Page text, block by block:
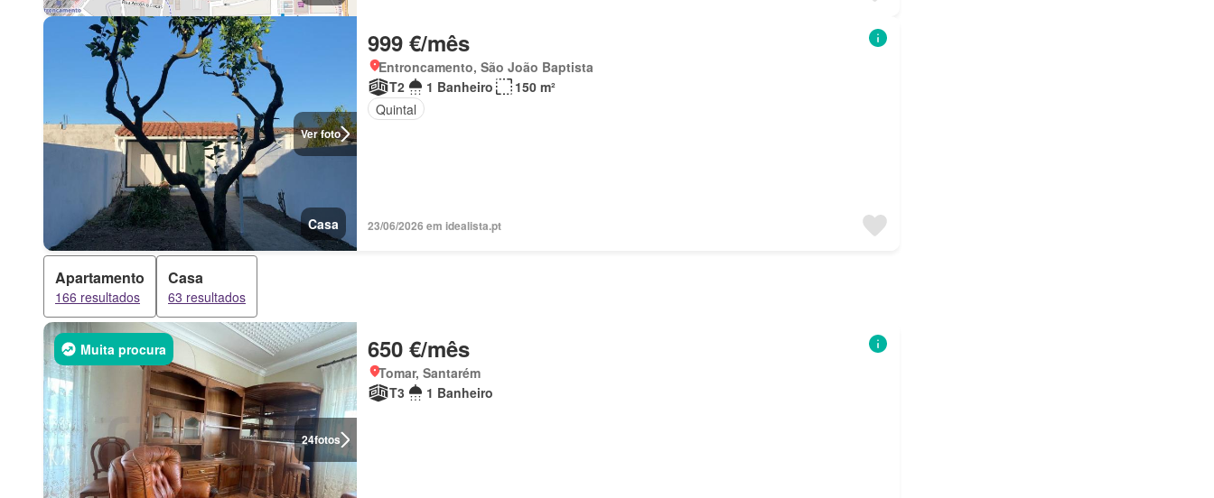
Ver foto
Casa
999 €/mês
Entroncamento, São João Baptista
T2
1 Banheiro
150 m²
Quintal
23/06/2026 em idealista.pt
Apartamento
166 resultados
Casa
63 resultados
24fotos
Muita procura 650 €/mês
Tomar, Santarém
T3
1 Banheiro